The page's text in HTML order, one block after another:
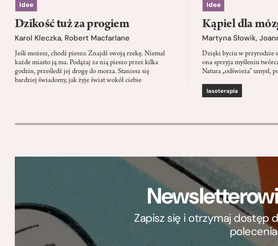
Idee
Dzikość tuż za progiem
Karol Kleczka, Robert Macfarlane
Jeśli możesz, chodź pieszo. Znajdź swoją rzekę. Niemal
każde miasto ją ma. Podążaj za nią pieszo przez kilka
godzin, prześledź jej drogę do morza. Staniesz się
bardziej świadomy, jak żyje świat wokół ciebie
Idee
Kąpiel dla
Martyna Słowik,
Dzięki byciu w przyrodzie
ona sprzyja myśleniu
Natura „odświeża” umysł,
lasoterapia
Zapisz się i otrzymaj dostęp